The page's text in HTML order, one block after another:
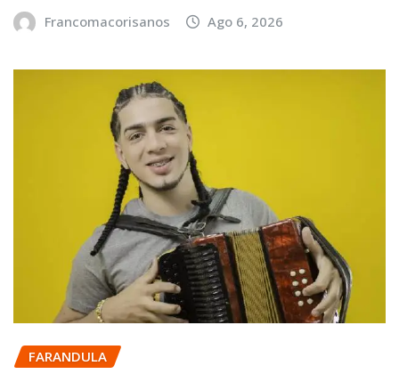
Francomacorisanos Ago 6, 2026
FARANDULA